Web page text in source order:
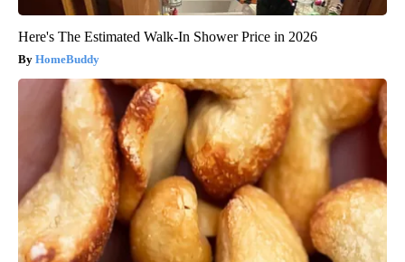
Here's The Estimated Walk-In Shower Price in 2026
HomeBuddy